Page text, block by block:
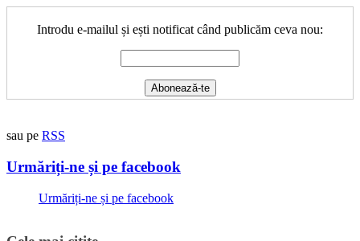
Introdu e-mailul și ești notificat când publicăm ceva nou:
sau pe RSS
Urmăriți-ne și pe facebook
Urmăriți-ne și pe facebook